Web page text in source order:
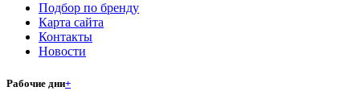
Подбор по бренду
Карта сайта
Контакты
Новости
Рабочие дни+